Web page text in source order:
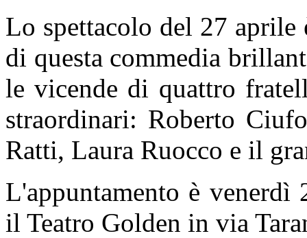
Lo spettacolo del 27
di questa commedia
le vicende di quattro
straordinari: Roberto
Ratti, Laura Ruocco e il
L'appuntamento è
il Teatro Golden in via